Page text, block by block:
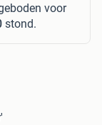
voor
stond.